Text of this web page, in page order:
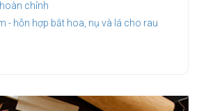
chỉnh
- hỗn hợp bắt hoa, nụ và lá cho rau